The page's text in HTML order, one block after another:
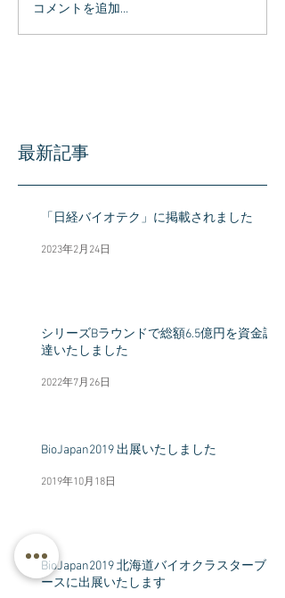
コメントを追加…
最新記事
「日経バイオテク」に掲載されました
2023年2月24日
シリーズBラウンドで総額6.5億円を資金調
達いたしました
2022年7月26日
BioJapan2019 出展いたしました
2019年10月18日
BioJapan2019 北海道バイオクラスターブ
ースに出展いたします